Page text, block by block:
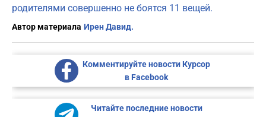
родителями совершенно не боятся 11 вещей.
Автор материала Ирен Давид.
Комментируйте новости Курсор
в Facebook
Читайте последние новости